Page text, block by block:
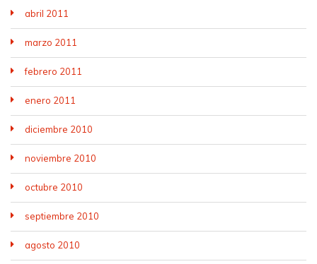
abril 2011
marzo 2011
febrero 2011
enero 2011
diciembre 2010
noviembre 2010
octubre 2010
septiembre 2010
agosto 2010